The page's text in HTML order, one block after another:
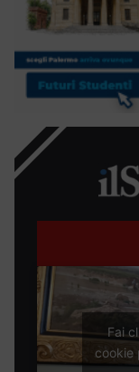
Fai
cookie